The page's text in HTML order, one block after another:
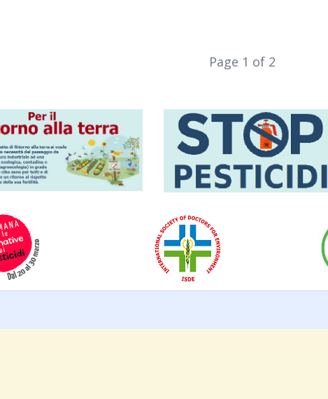
Page 1 of 2